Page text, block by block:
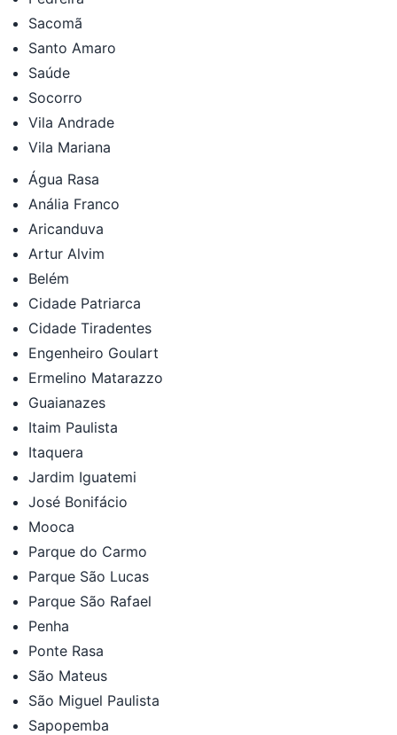
Sacomã
Santo Amaro
Saúde
Socorro
Vila Andrade
Vila Mariana
Água Rasa
Anália Franco
Aricanduva
Artur Alvim
Belém
Cidade Patriarca
Cidade Tiradentes
Engenheiro Goulart
Ermelino Matarazzo
Guaianazes
Itaim Paulista
Itaquera
Jardim Iguatemi
José Bonifácio
Mooca
Parque do Carmo
Parque São Lucas
Parque São Rafael
Penha
Ponte Rasa
São Mateus
São Miguel Paulista
Sapopemba